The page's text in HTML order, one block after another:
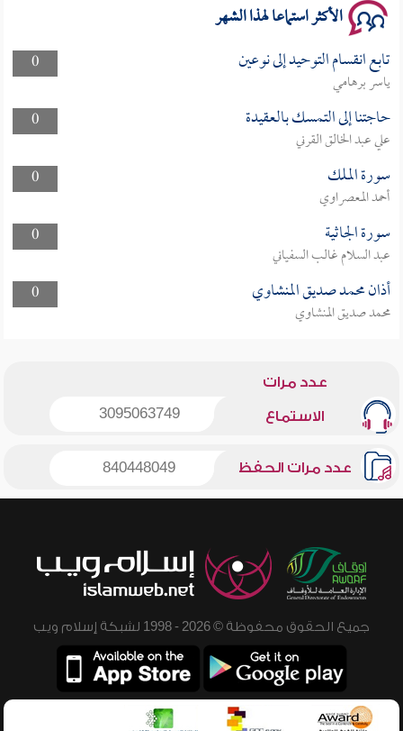
الأكثر استماعا لهذا الشهر
0 تابع انقسام التوحيد إلى نوعين
ياسر برهامي
0
حاجتنا إلى التمسك بالعقيدة
علي عبد الخالق القرني
0
سورة الملك
أحمد المعصراوي
0
سورة الجاثية
عبد السلام غالب السفياني
0
أذان محمد صديق المنشاوي
محمد صديق المنشاوي
عدد مرات
الاستماع 3095063749
عدد مرات الحفظ 840448049
جميع الحقوق محفوظة © 2026 - 1998 لشبكة إسلام ويب